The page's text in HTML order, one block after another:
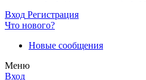
Вход Регистрация
Что нового?
Новые сообщения
Меню
Вход